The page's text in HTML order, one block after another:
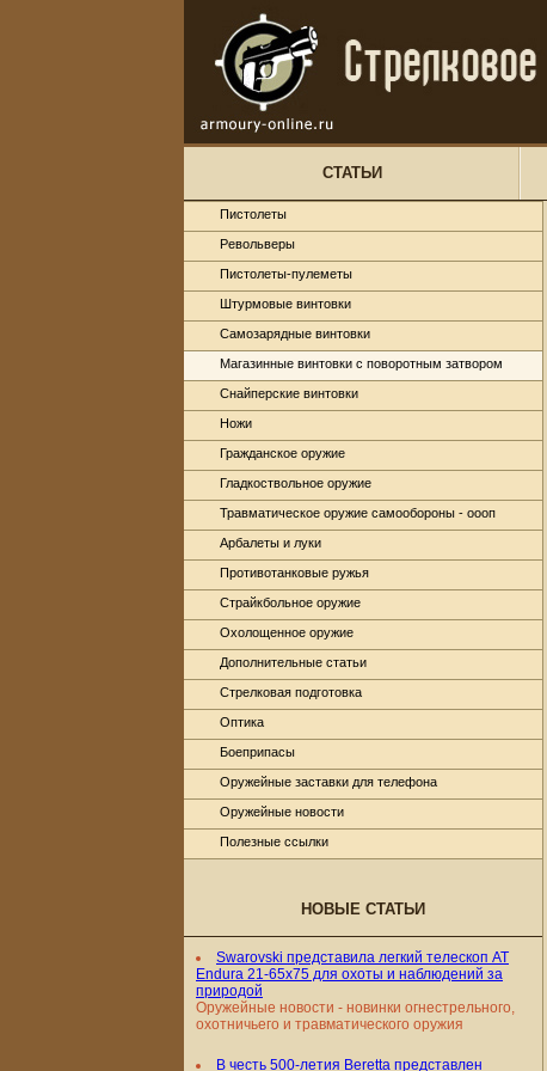
СТАТЬИ
Пистолеты
Револьверы
Пистолеты-пулеметы
Штурмовые винтовки
Самозарядные винтовки
Магазинные винтовки с поворотным затвором
Снайперские винтовки
Ножи
Гражданское оружие
Гладкоствольное оружие
Травматическое оружие самообороны - оооп
Арбалеты и луки
Противотанковые ружья
Страйкбольное оружие
Охолощенное оружие
Дополнительные статьи
Стрелковая подготовка
Оптика
Боеприпасы
Оружейные заставки для телефона
Оружейные новости
Полезные ссылки
НОВЫЕ СТАТЬИ
Swarovski представила легкий телескоп AT
Endura 21-65x75 для охоты и наблюдений за
природой
Оружейные новости - новинки огнестрельного,
охотничьего и травматического оружия
В честь 500-летия Beretta представлен